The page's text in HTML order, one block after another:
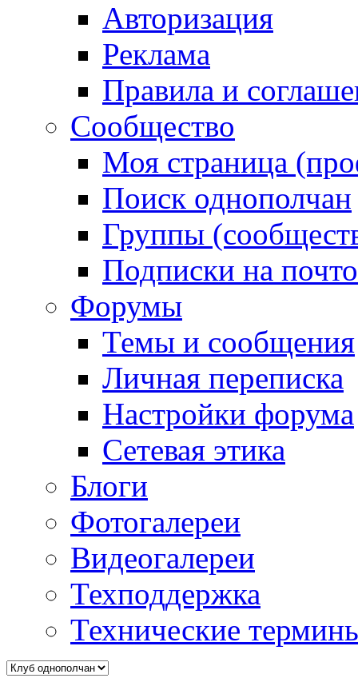
Авторизация
Реклама
Правила и
Сообщество
Моя страница
Поиск однополчан
Группы
Подписки на
Форумы
Темы и сообщения
Личная переписка
Настройки форума
Сетевая этика
Блоги
Фотогалереи
Видеогалереи
Техподдержка
Технические